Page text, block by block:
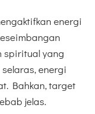
energi
spiritual yang
energi
Bahkan, target
jelas.